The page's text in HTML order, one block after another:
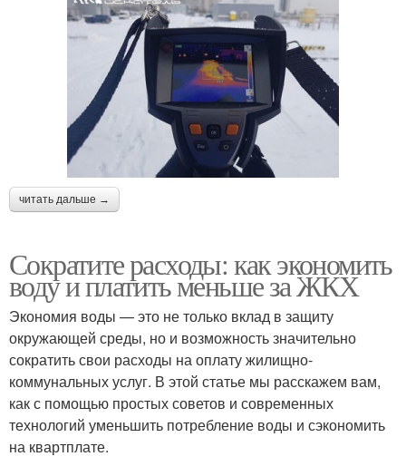
читать дальше →
Сократите расходы: как экономить
воду и платить меньше за ЖКХ
Экономия воды — это не только вклад в защиту
окружающей среды, но и возможность значительно
сократить свои расходы на оплату жилищно-
коммунальных услуг. В этой статье мы расскажем вам,
как с помощью простых советов и современных
технологий уменьшить потребление воды и сэкономить
на квартплате.